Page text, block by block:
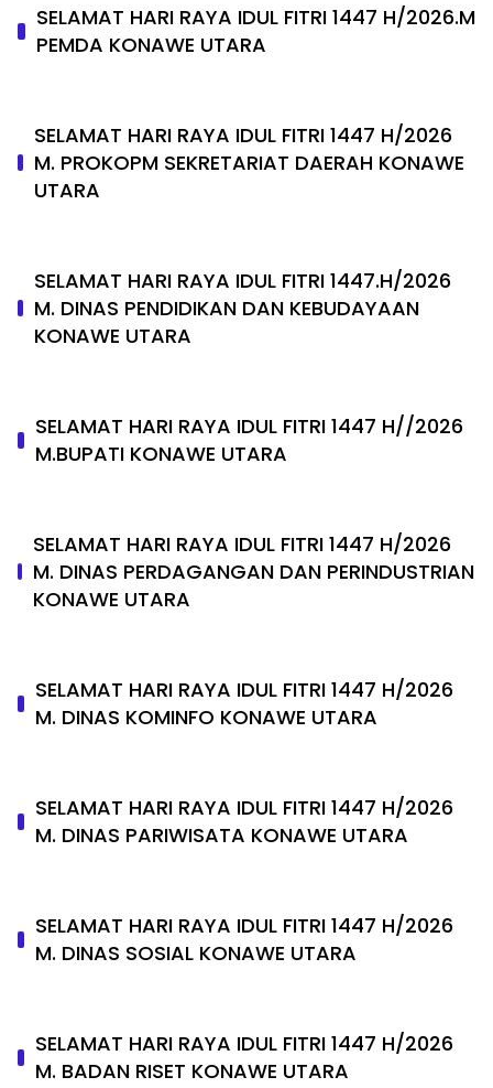
SELAMAT HARI RAYA IDUL FITRI 1447 H/2026.M
PEMDA KONAWE UTARA
SELAMAT HARI RAYA IDUL FITRI 1447 H/2026
M. PROKOPM SEKRETARIAT DAERAH KONAWE
UTARA
SELAMAT HARI RAYA IDUL FITRI 1447.H/2026
M. DINAS PENDIDIKAN DAN KEBUDAYAAN
KONAWE UTARA
SELAMAT HARI RAYA IDUL FITRI 1447 H//2026
M.BUPATI KONAWE UTARA
SELAMAT HARI RAYA IDUL FITRI 1447 H/2026
M. DINAS PERDAGANGAN DAN PERINDUSTRIAN
KONAWE UTARA
SELAMAT HARI RAYA IDUL FITRI 1447 H/2026
M. DINAS KOMINFO KONAWE UTARA
SELAMAT HARI RAYA IDUL FITRI 1447 H/2026
M. DINAS PARIWISATA KONAWE UTARA
SELAMAT HARI RAYA IDUL FITRI 1447 H/2026
M. DINAS SOSIAL KONAWE UTARA
SELAMAT HARI RAYA IDUL FITRI 1447 H/2026
M. BADAN RISET KONAWE UTARA